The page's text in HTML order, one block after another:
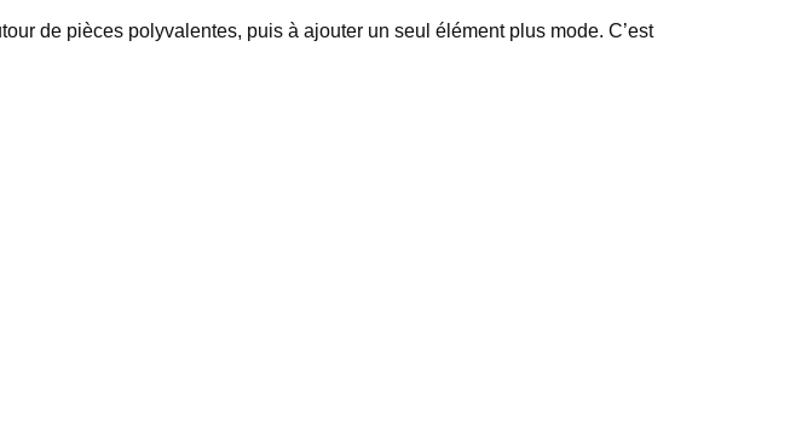
de pièces polyvalentes, puis à ajouter un seul élément plus mode. C’est